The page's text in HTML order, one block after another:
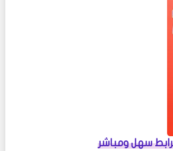
سهل ومباشر